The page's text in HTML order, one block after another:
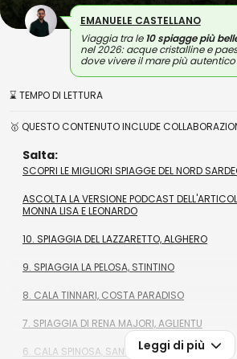
EMANUELE CASTELLANO
Viaggia tra le10 spiagge più
nel 2026: acque cristalline e
dove vivere il mare più autentico
⌛ TEMPO DI LETTURA
🥇 QUESTO CONTENUTO INCLUDE
Salta:
SCOPRI LE MIGLIORI SPIAGGE DEL NORD
ASCOLTA LA VERSIONE PODCAST
MONNA LISA E LEONARDO
10. SPIAGGIA DEL LAZZARETTO, ALGHERO
9. SPIAGGIA LA PELOSA, STINTINO
8. CALA TINNARI, COSTA PARADISO
7. SPIAGGIA DI RENA MAJORI, AGLIENTU
6. CALA SPINOSA, SANTA TERESA DI GALLURA
Leggi di più